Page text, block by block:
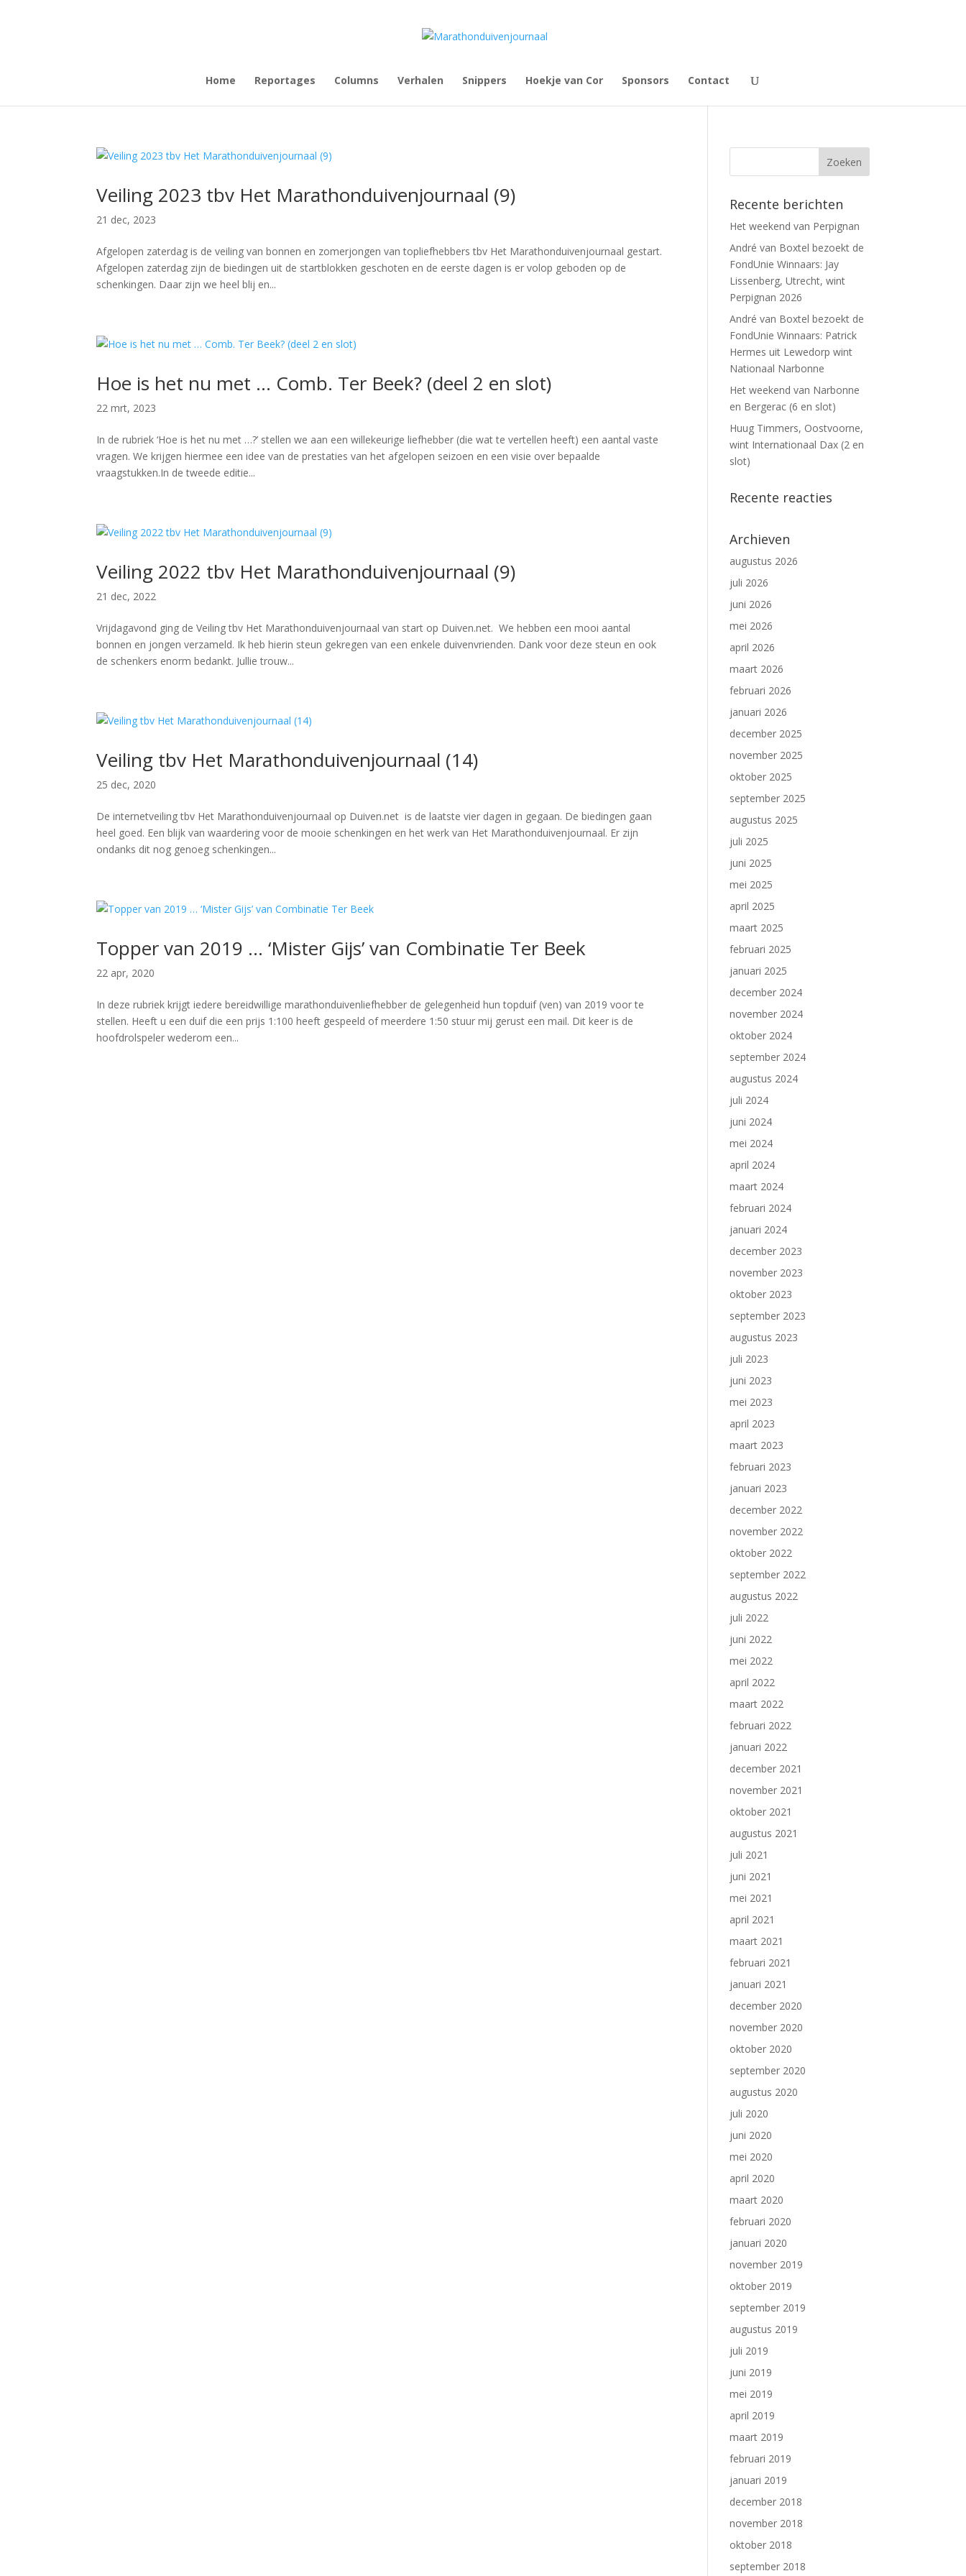
Home Reportages Columns Verhalen Snippers Hoekje van Cor Sponsors Contact
Veiling 2023 tbv Het Marathonduivenjournaal (9)
21 dec, 2023
Afgelopen zaterdag is de veiling van bonnen en zomerjongen van topliefhebbers tbv Het Marathonduivenjournaal gestart.
Afgelopen zaterdag zijn de biedingen uit de startblokken geschoten en de eerste dagen is er volop geboden op de
schenkingen. Daar zijn we heel blij en...
Hoe is het nu met … Comb. Ter Beek? (deel 2 en slot)
22 mrt, 2023
In de rubriek ‘Hoe is het nu met …?’ stellen we aan een willekeurige liefhebber (die wat te vertellen heeft) een aantal vaste
vragen. We krijgen hiermee een idee van de prestaties van het afgelopen seizoen en een visie over bepaalde
vraagstukken.In de tweede editie...
Veiling 2022 tbv Het Marathonduivenjournaal (9)
21 dec, 2022
Vrijdagavond ging de Veiling tbv Het Marathonduivenjournaal van start op Duiven.net. We hebben een mooi aantal
bonnen en jongen verzameld. Ik heb hierin steun gekregen van een enkele duivenvrienden. Dank voor deze steun en ook
de schenkers enorm bedankt. Jullie trouw...
Veiling tbv Het Marathonduivenjournaal (14)
25 dec, 2020
De internetveiling tbv Het Marathonduivenjournaal op Duiven.net is de laatste vier dagen in gegaan. De biedingen gaan
heel goed. Een blijk van waardering voor de mooie schenkingen en het werk van Het Marathonduivenjournaal. Er zijn
ondanks dit nog genoeg schenkingen...
Topper van 2019 … ‘Mister Gijs’ van Combinatie Ter Beek
22 apr, 2020
In deze rubriek krijgt iedere bereidwillige marathonduivenliefhebber de gelegenheid hun topduif (ven) van 2019 voor te
stellen. Heeft u een duif die een prijs 1:100 heeft gespeeld of meerdere 1:50 stuur mij gerust een mail. Dit keer is de
hoofdrolspeler wederom een...
Recente berichten
Het weekend van Perpignan
André van Boxtel bezoekt de
FondUnie Winnaars: Jay
Lissenberg, Utrecht, wint
Perpignan 2026
André van Boxtel bezoekt de
FondUnie Winnaars: Patrick
Hermes uit Lewedorp wint
Nationaal Narbonne
Het weekend van Narbonne
en Bergerac (6 en slot)
Huug Timmers, Oostvoorne,
wint Internationaal Dax (2 en
slot)
Recente reacties
Archieven
augustus 2026
juli 2026
juni 2026
mei 2026
april 2026
maart 2026
februari 2026
januari 2026
december 2025
november 2025
oktober 2025
september 2025
augustus 2025
juli 2025
juni 2025
mei 2025
april 2025
maart 2025
februari 2025
januari 2025
december 2024
november 2024
oktober 2024
september 2024
augustus 2024
juli 2024
juni 2024
mei 2024
april 2024
maart 2024
februari 2024
januari 2024
december 2023
november 2023
oktober 2023
september 2023
augustus 2023
juli 2023
juni 2023
mei 2023
april 2023
maart 2023
februari 2023
januari 2023
december 2022
november 2022
oktober 2022
september 2022
augustus 2022
juli 2022
juni 2022
mei 2022
april 2022
maart 2022
februari 2022
januari 2022
december 2021
november 2021
oktober 2021
augustus 2021
juli 2021
juni 2021
mei 2021
april 2021
maart 2021
februari 2021
januari 2021
december 2020
november 2020
oktober 2020
september 2020
augustus 2020
juli 2020
juni 2020
mei 2020
april 2020
maart 2020
februari 2020
januari 2020
november 2019
oktober 2019
september 2019
augustus 2019
juli 2019
juni 2019
mei 2019
april 2019
maart 2019
februari 2019
januari 2019
december 2018
november 2018
oktober 2018
september 2018